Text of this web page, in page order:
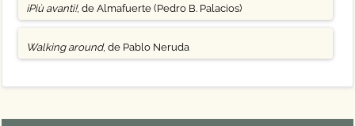
¡Più avanti!, de Almafuerte (Pedro B. Palacios)
Walking around, de Pablo Neruda